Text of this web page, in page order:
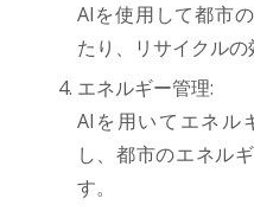
AIを使用して都市
たり、リサイクルの
エネルギー管理:
AIを用いてエネル
し、都市のエネル
す。